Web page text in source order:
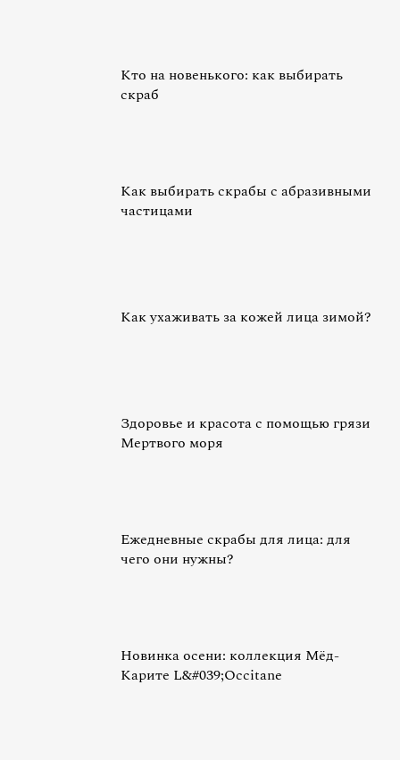
Кто на новенького: как выбирать
скраб
Как выбирать скрабы с абразивными
частицами
Как ухаживать за кожей лица зимой?
Здоровье и красота с помощью грязи
Мертвого моря
Ежедневные скрабы для лица: для
чего они нужны?
Новинка осени: коллекция Мёд-
Карите L&#039;Occitane